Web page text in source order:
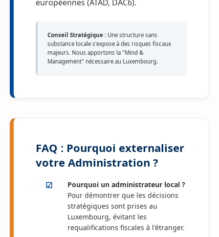
européennes (ATAD, DAC6).
Conseil Stratégique : Une structure sans
substance locale s'expose à des risques fiscaux
majeurs. Nous apportons la "Mind &
Management" nécessaire au Luxembourg.
FAQ : Pourquoi externaliser
votre Administration ?
Pourquoi un administrateur local ?
Pour démontrer que les décisions
stratégiques sont prises au
Luxembourg, évitant les
requalifications fiscales à l'étranger.